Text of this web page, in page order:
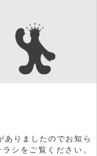
ありましたのでお知ら
シをご覧ください。